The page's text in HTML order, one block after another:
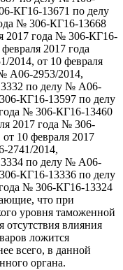
КГ16-13671 по делу
№ 306-КГ16-13668
2017 года № 306-КГ16-
2017 года
от 10 февраля
А06-2953/2014,
по делу № А06-
КГ16-13597 по делу
№ 306-КГ16-13460
2017 года № 306-
10 февраля 2017
2741/2014,
по делу № А06-
КГ16-13336 по делу
№ 306-КГ16-13324
что при
уровня таможенной
отсутствия влияния
ложится
всего, в данной
органа.